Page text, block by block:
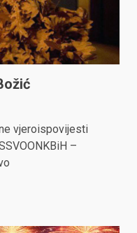
vjeroispovijesti
–